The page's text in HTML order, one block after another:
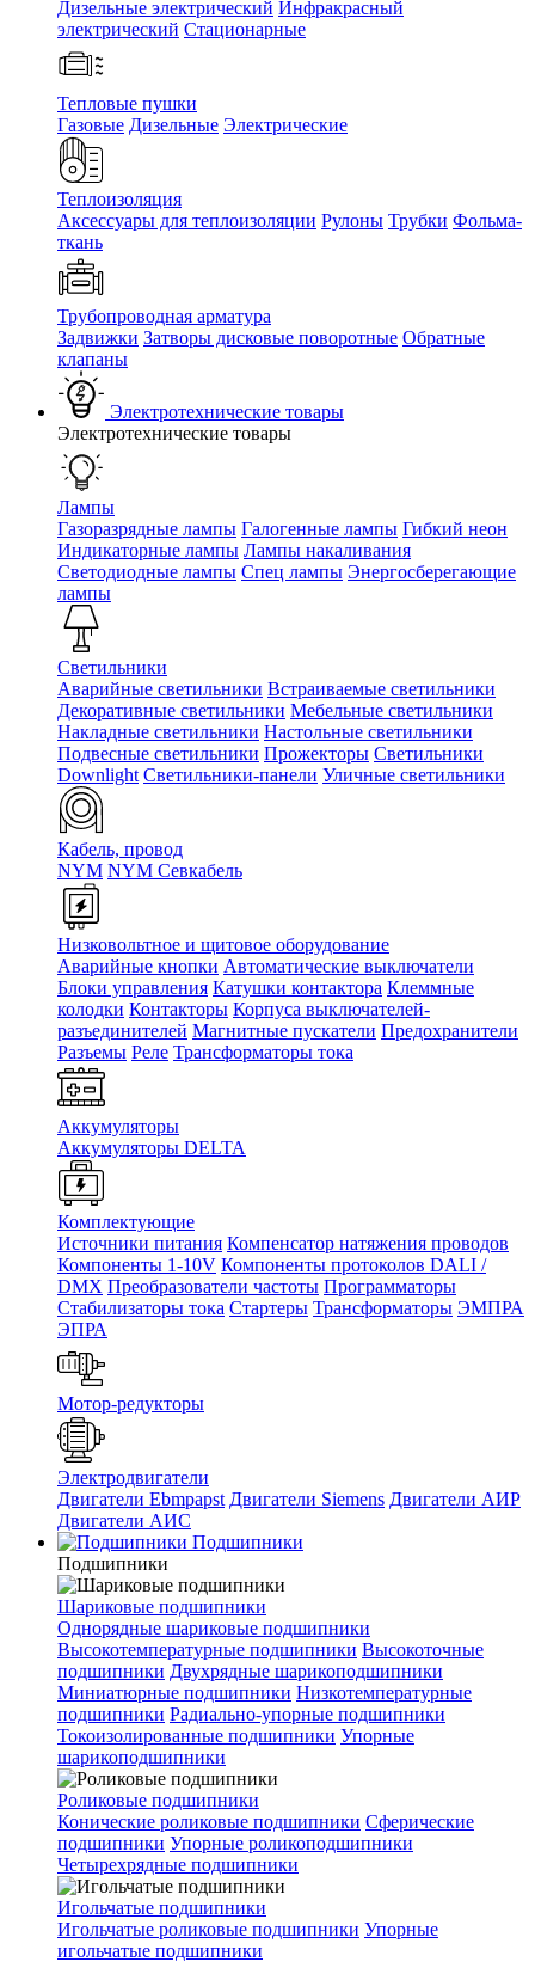
Дизельные электрический Инфракрасный
электрический Стационарные
Тепловые пушки
Газовые Дизельные Электрические
Теплоизоляция
Аксессуары для теплоизоляции Рулоны Трубки Фольма-
ткань
Трубопроводная арматура
Задвижки Затворы дисковые поворотные Обратные
клапаны
Электротехнические товары
Электротехнические товары
Лампы
Газоразрядные лампы Галогенные лампы Гибкий неон
Индикаторные лампы Лампы накаливания
Светодиодные лампы Спец лампы Энергосберегающие
лампы
Светильники
Аварийные светильники Встраиваемые светильники
Декоративные светильники Мебельные светильники
Накладные светильники Настольные светильники
Подвесные светильники Прожекторы Светильники
Downlight Светильники-панели Уличные светильники
Кабель, провод
NYM NYM Севкабель
Низковольтное и щитовое оборудование
Аварийные кнопки Автоматические выключатели
Блоки управления Катушки контактора Клеммные
колодки Контакторы Корпуса выключателей-
разъединителей Магнитные пускатели Предохранители
Разъемы Реле Трансформаторы тока
Аккумуляторы
Аккумуляторы DELTA
Комплектующие
Источники питания Компенсатор натяжения проводов
Компоненты 1-10V Компоненты протоколов DALI /
DMX Преобразователи частоты Программаторы
Стабилизаторы тока Стартеры Трансформаторы ЭМПРА
ЭПРА
Мотор-редукторы
Электродвигатели
Двигатели Ebmpapst Двигатели Siemens Двигатели АИР
Двигатели АИС
Подшипники
Подшипники
Шариковые подшипники
Однорядные шариковые подшипники
Высокотемпературные подшипники Высокоточные
подшипники Двухрядные шарикоподшипники
Миниатюрные подшипники Низкотемпературные
подшипники Радиально-упорные подшипники
Токоизолированные подшипники Упорные
шарикоподшипники
Роликовые подшипники
Конические роликовые подшипники Сферические
подшипники Упорные роликоподшипники
Четырехрядные подшипники
Игольчатые подшипники
Игольчатые роликовые подшипники Упорные
игольчатые подшипники